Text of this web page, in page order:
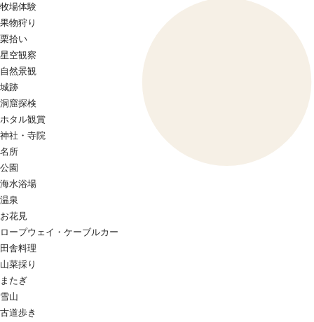
牧場体験
果物狩り
栗拾い
星空観察
自然景観
城跡
洞窟探検
ホタル観賞
神社・寺院
名所
公園
海水浴場
温泉
お花見
ロープウェイ・ケーブルカー
田舎料理
山菜採り
またぎ
雪山
古道歩き